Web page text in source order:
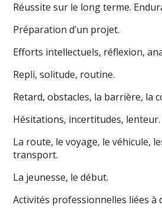
Réussite sur le long terme.
Préparation d’un projet.
Efforts intellectuels, réflexion,
Repli, solitude, routine.
Retard, obstacles, la barrière, la
Hésitations, incertitudes, lenteur.
La route, le voyage, le véhicule,
transport.
La jeunesse, le début.
Activités professionnelles liées à